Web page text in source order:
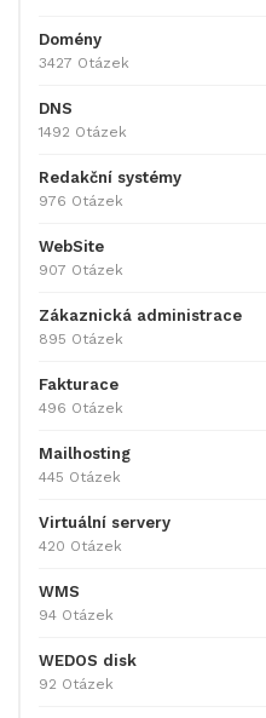
Domény
3427 Otázek
DNS
1492 Otázek
Redakční systémy
976 Otázek
WebSite
907 Otázek
Zákaznická administrace
895 Otázek
Fakturace
496 Otázek
Mailhosting
445 Otázek
Virtuální servery
420 Otázek
WMS
94 Otázek
WEDOS disk
92 Otázek